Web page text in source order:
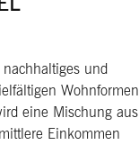
und
Wohnformen
eine Mischung aus
Einkommen